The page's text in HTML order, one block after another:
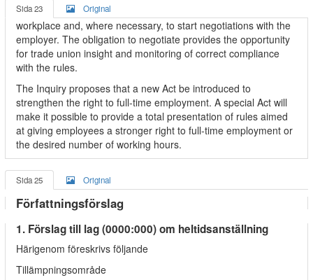
Sida 23 Original
workplace and, where necessary, to start negotiations with the
employer. The obligation to negotiate provides the opportunity
for trade union insight and monitoring of correct compliance
with the rules.
The Inquiry proposes that a new Act be introduced to
strengthen the right to full-time employment. A special Act will
make it possible to provide a total presentation of rules aimed
at giving employees a stronger right to full-time employment or
the desired number of working hours.
Sida 25 Original
Författningsförslag
1. Förslag till lag (0000:000) om heltidsanställning
Härigenom föreskrivs följande
Tillämpningsområde